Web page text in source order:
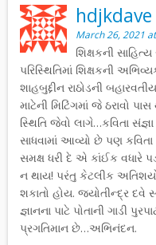
hdjkdave
March 26, 2021
શિક્ષકની સાહિત્ય
પરિસ્થિતિમાં શિક્ષકની
શાહબુદ્દીન રાઠોડની
માટેની મિટિંગમાં જે ઠરાવો
સ્થિતિ જેવો લાગે…કવિતા
સાધવામાં આવ્યો છે પણ કવિતા
સમક્ષ ધરી દે એ કાંઈક વધારે
ન થાય! પરંતુ કેટલીક
શકાતો હોય. જ્યોતીન્દ્ર
જ્ઞાનના પાટે પોતાની ગાડી
પ્રગતિમાન છે…અભિનંદન.